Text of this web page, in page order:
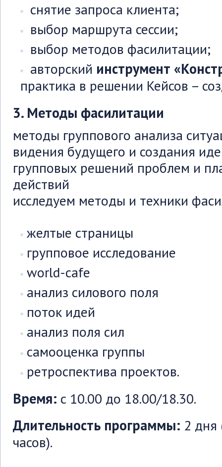
снятие запроса клиента;
выбор маршрута сессии;
выбор методов фасилитации;
авторский инструмент
практика в решении Кейсов –
3. Методы фасилитации
методы группового анализа
видения будущего и создания
групповых решений проблем и
действий
исследуем методы и техники
желтые страницы
групповое исследование
world-cafe
анализ силового поля
поток идей
анализ поля сил
самооценка группы
ретроспектива проектов.
Время: с 10.00 до 18.00/18.30.
Длительность программы: 2 дня
часов).